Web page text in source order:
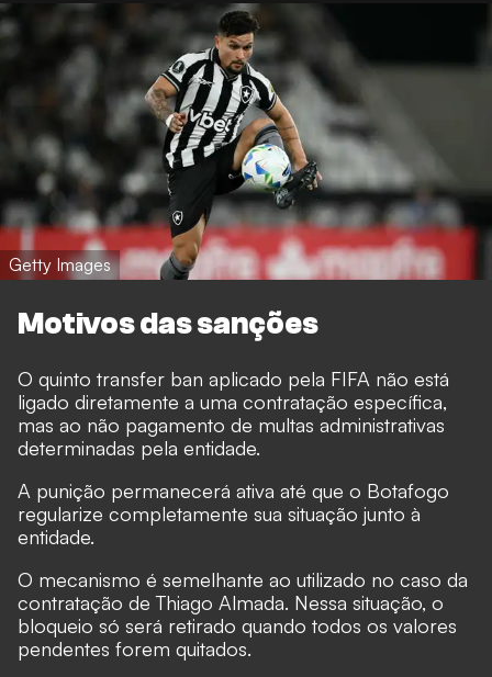
Getty Images
Motivos das sanções
O quinto transfer ban aplicado pela FIFA não está
ligado diretamente a uma contratação específica,
mas ao não pagamento de multas administrativas
determinadas pela entidade.
A punição permanecerá ativa até que o Botafogo
regularize completamente sua situação junto à
entidade.
O mecanismo é semelhante ao utilizado no caso da
contratação de Thiago Almada. Nessa situação, o
bloqueio só será retirado quando todos os valores
pendentes forem quitados.